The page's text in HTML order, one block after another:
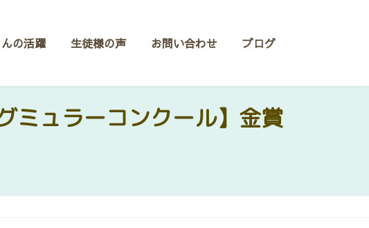
の活躍 生徒様の声 お問い合わせ ブログ
ミュラーコンクール】金賞